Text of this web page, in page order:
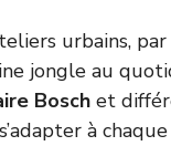
urbains,
jongle au
Bosch et
à